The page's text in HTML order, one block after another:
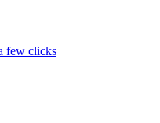
few clicks